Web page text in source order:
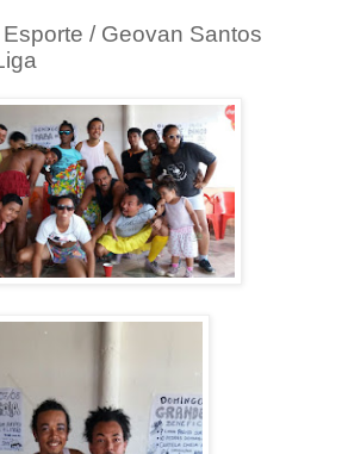
/ Geovan Santos